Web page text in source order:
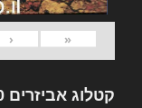
«
‹
קטלוג אביזרים Jeep 1980